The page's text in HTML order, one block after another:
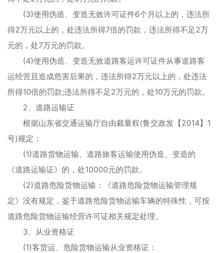
(3)使用伪造、变造无效许可证件6个月以上的，违法所
得2万元以上的，处违法所得7倍的罚款，违法所得不足2万
元的，处7万元的罚款。
(4)使用伪造、变造无效道路客运许可证件从事道路客
运经营且造成危害后果的，违法所得2万元以上的，处违法
所得10倍的罚款;违法所得不足2万元的，处10万元的罚款。
2、道路运输证
根据山东省交通运输厅自由裁量权(鲁交政发【2014】1
号)规定：
(1)道路货物运输、道路旅客运输使用伪造、变造的
《道路运输证》的，处10000元的罚款。
(2)道路危险货物运输：《道路危险货物运输管理规
定》没有规定，鉴于道路危险货物运输车辆的特殊性，可按
道路危险货物运输经营许可证相关规定处理。
3、从业资格证
(1)客货运、危险货物运输从业资格证：